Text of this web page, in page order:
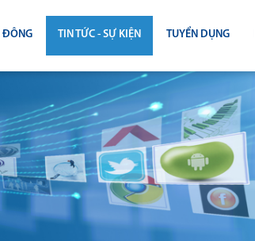
ĐÔNG
CỔ ĐÔNG
NIÊN
CHÍNH
TIN TỨC - SỰ KIỆN
TIN THỊ TRƯỜNG
TIN DỰ ÁN
TIN CÔNG TY
TUYỂN DỤNG